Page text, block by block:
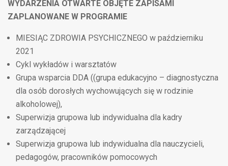
WYDARZENIA OTWARTE OBJĘTE ZAPISAMI
ZAPLANOWANE W PROGRAMIE
MIESIĄC ZDROWIA PSYCHICZNEGO w październiku
2021
Cykl wykładów i warsztatów
Grupa wsparcia DDA ((grupa edukacyjno – diagnostyczna
dla osób dorosłych wychowujących się w rodzinie
alkoholowej),
Superwizja grupowa lub indywidualna dla kadry
zarządzającej
Superwizja grupowa lub indywidualna dla nauczycieli,
pedagogów, pracowników pomocowych